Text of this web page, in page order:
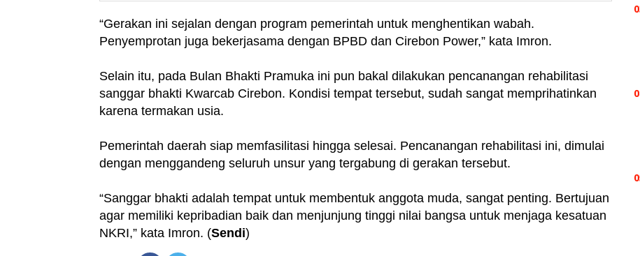
“Gerakan ini sejalan dengan program pemerintah untuk menghentikan wabah.
Penyemprotan juga bekerjasama dengan BPBD dan Cirebon Power,” kata Imron.
Selain itu, pada Bulan Bhakti Pramuka ini pun bakal dilakukan pencanangan rehabilitasi
sanggar bhakti Kwarcab Cirebon. Kondisi tempat tersebut, sudah sangat memprihatinkan
karena termakan usia.
Pemerintah daerah siap memfasilitasi hingga selesai. Pencanangan rehabilitasi ini, dimulai
dengan menggandeng seluruh unsur yang tergabung di gerakan tersebut.
“Sanggar bhakti adalah tempat untuk membentuk anggota muda, sangat penting. Bertujuan
agar memiliki kepribadian baik dan menjunjung tinggi nilai bangsa untuk menjaga kesatuan
NKRI,” kata Imron. (Sendi)